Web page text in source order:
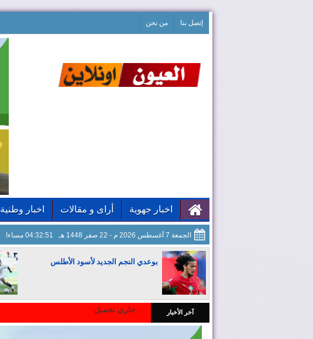
إتصل بنا من نحن
اخبار جهوية أراى و مقالات اخبار وطنية
الجمعة 7 أغسطس 2026 م - 22 صفر 1448 هـ 04:32:52 مساءا
بوعدي النجم الجديد لأسود الأطلس
المغرب يجذب كبار المستثمرين آخر الأخبار